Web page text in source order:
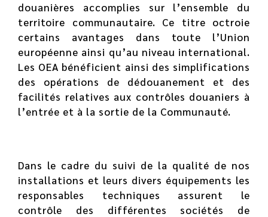
douanières accomplies sur l’ensemble du
territoire communautaire. Ce titre octroie
certains avantages dans toute l’Union
européenne ainsi qu’au niveau international.
Les OEA bénéficient ainsi des simplifications
des opérations de dédouanement et des
facilités relatives aux contrôles douaniers à
l’entrée et à la sortie de la Communauté.
Dans le cadre du suivi de la qualité de nos
installations et leurs divers équipements les
responsables techniques assurent le
contrôle des différentes sociétés de